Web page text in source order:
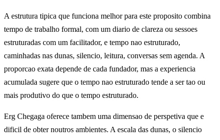
A estrutura tipica que funciona melhor para este proposito combina
tempo de trabalho formal, com um diario de clareza ou sessoes
estruturadas com um facilitador, e tempo nao estruturado,
caminhadas nas dunas, silencio, leitura, conversas sem agenda. A
proporcao exata depende de cada fundador, mas a experiencia
acumulada sugere que o tempo nao estruturado tende a ser tao ou
mais produtivo do que o tempo estruturado.
Erg Chegaga oferece tambem uma dimensao de perspetiva que e
dificil de obter noutros ambientes. A escala das dunas, o silencio